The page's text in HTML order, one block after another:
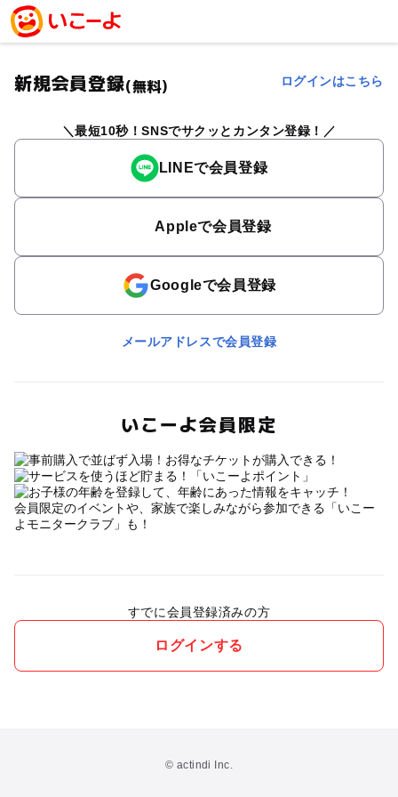
新規会員登録(無料) ログインはこちら
最短10秒！SNSでサクッとカンタン登録！
LINEで会員登録
Appleで会員登録
Googleで会員登録
メールアドレスで会員登録
いこーよ会員限定
会員限定のイベントや、家族で楽しみながら参加できる「いこー
よモニタークラブ」も！
すでに会員登録済みの方
ログインする
© actindi Inc.